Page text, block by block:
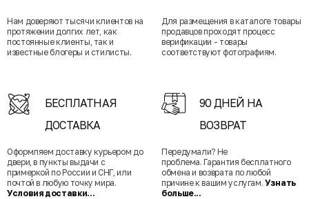
Нам доверяют тысячи клиентов на
протяжении долгих лет, как
постоянные клиенты, так и
известные блогеры и стилисты.
Для размещения в каталоге товары
продавцов проходят процесс
верификации - товары
соответствуют фотографиям.
БЕСПЛАТНАЯ
ДОСТАВКА
Оформляем доставку курьером до
двери, в пункты выдачи с
примеркой по России и СНГ, или
почтой в любую точку мира.
Условия доставки...
90 ДНЕЙ НА
ВОЗВРАТ
Передумали? Не
проблема. Гарантия бесплатного
обмена и возврата по любой
причине к вашим услугам. Узнать
больше...